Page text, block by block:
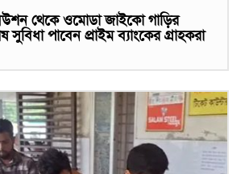
থেকে ওমোডা জাইকো গাড়ির
সুবিধা পাবেন প্রাইম ব্যাংকের গ্রাহকরা